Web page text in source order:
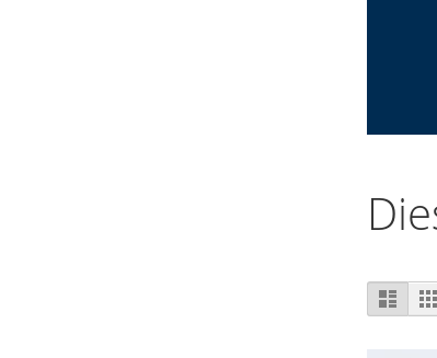
als
Liste